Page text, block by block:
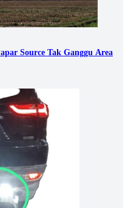
Source Tak Ganggu Area